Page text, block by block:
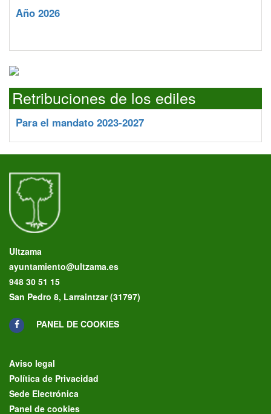
Año 2026
Retribuciones de los ediles
Para el mandato 2023-2027
Ultzama
ayuntamiento@ultzama.es
948 30 51 15
San Pedro 8, Larraintzar (31797)
PANEL DE COOKIES
Aviso legal
Política de Privacidad
Sede Electrónica
Panel de cookies